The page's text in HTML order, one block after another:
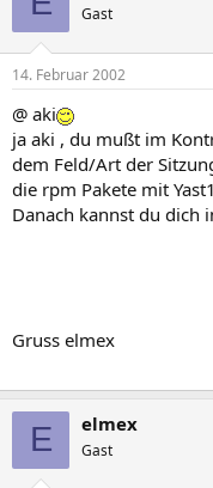
Gast
14. Februar 2002
@ aki
ja aki , du mußt im
dem Feld/Art der
die rpm Pakete mit
Danach kannst du dich
Gruss elmex
E elmex
Gast